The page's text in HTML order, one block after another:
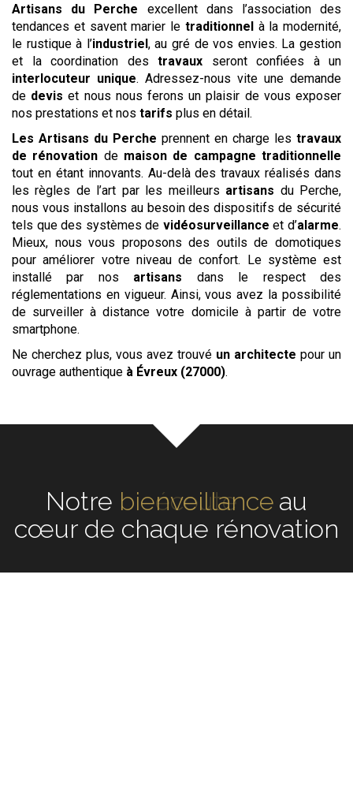
Artisans du Perche excellent dans l’association des
tendances et savent marier le traditionnelà la modernité,
le rustique à l’industriel, au gré de vos envies. La gestion
et la coordination des travaux seront confiées à un
interlocuteur unique. Adressez-nous vite une demande
de devis et nous nous ferons un plaisir de vous exposer
nos prestations et nos tarifs plus en détail.
Les Artisans du Perche prennent en charge les travaux
de rénovation de maison de campagne traditionnelle
tout en étant innovants. Au-delà des travaux réalisés dans
les règles de l’art par les meilleurs artisans du Perche,
nous vous installons au besoin des dispositifs de sécurité
tels que des systèmes de vidéosurveillance et d’alarme.
Mieux, nous vous proposons des outils de domotiques
pour améliorer votre niveau de confort. Le système est
installé par nos artisans dans le respect des
réglementations en vigueur. Ainsi, vous avez la possibilité
de surveiller à distance votre domicile à partir de votre
smartphone.
Ne cherchez plus, vous avez trouvé un architecte pour un
ouvrage authentique à Évreux (27000).
Notreécouteau cœur de
chaque rénovation